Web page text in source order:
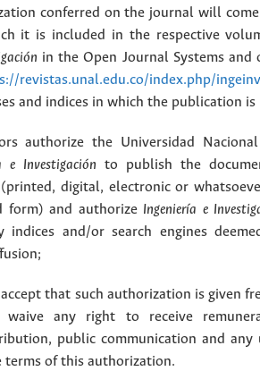
conferred on the journal will
it is included in the respective
in the Open Journal Systems and
revistas.unal.edu.co/index.php/ingeinv
and indices in which the publication is
the Universidad Nacional
e Investigación to publish the
digital, electronic or
form) and authorize Ingeniería e
and/or search engines
that such authorization is given
waive any right to receive
public communication and any
terms of this authorization.